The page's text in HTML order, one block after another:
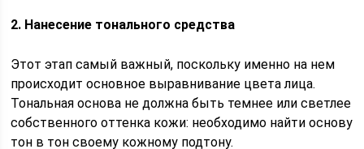
2. Нанесение тонального средства
Этот этап самый важный, поскольку именно на нем
происходит основное выравнивание цвета лица.
Тональная основа не должна быть темнее или светлее
собственного оттенка кожи: необходимо найти основу
тон в тон своему кожному подтону.